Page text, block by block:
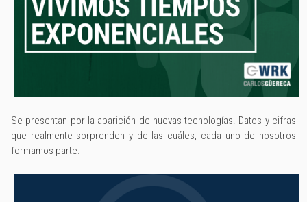
Se presentan por la aparición de nuevas tecnologías. Datos y cifras
que realmente sorprenden y de las cuáles, cada uno de nosotros
formamos parte.